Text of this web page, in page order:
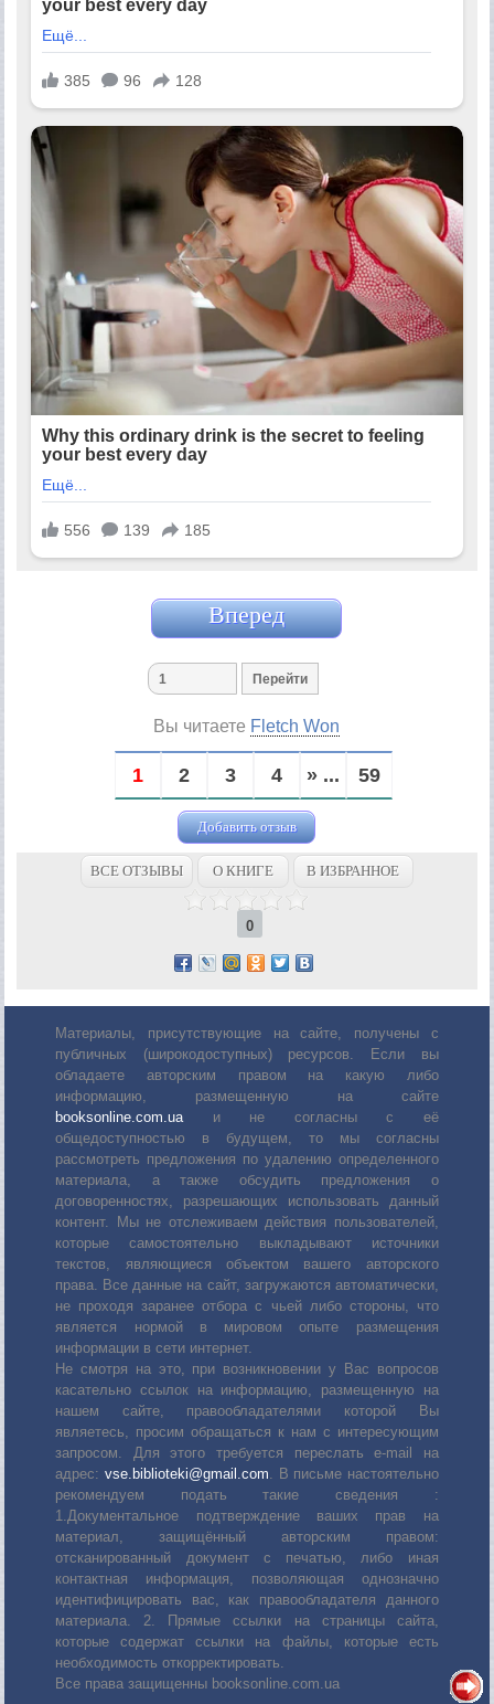
Вперед
Вы читаете Fletch Won
1 2 3 4 » ... 59
Добавить отзыв
ВСЕ ОТЗЫВЫ О КНИГЕ В ИЗБРАННОЕ
0
Материалы, присутствующие на сайте, получены с
публичных (широкодоступных) ресурсов. Если вы
обладаете авторским правом на какую либо
информацию, размещенную на сайте
booksonline.com.uaи не согласны с её
общедоступностью в будущем, то мы согласны
рассмотреть предложения по удалению определенного
материала, а также обсудить предложения о
договоренностях, разрешающих использовать данный
контент. Мы не отслеживаем действия пользователей,
которые самостоятельно выкладывают источники
текстов, являющиеся объектом вашего авторского
права. Все данные на сайт, загружаются автоматически,
не проходя заранее отбора с чьей либо стороны, что
является нормой в мировом опыте размещения
информации в сети интернет.
Не смотря на это, при возникновении у Вас вопросов
касательно ссылок на информацию, размещенную на
нашем сайте, правообладателями которой Вы
являетесь, просим обращаться к нам с интересующим
запросом. Для этого требуется переслать е-mail на
адрес: vse.biblioteki@gmail.com. В письме настоятельно
рекомендуем подать такие сведения :
1.Документальное подтверждение ваших прав на
материал, защищённый авторским правом:
отсканированный документ с печатью, либо иная
контактная информация, позволяющая однозначно
идентифицировать вас, как правообладателя данного
материала. 2. Прямые ссылки на страницы сайта,
которые содержат ссылки на файлы, которые есть
необходимость откорректировать.
Все права защищенны booksonline.com.ua